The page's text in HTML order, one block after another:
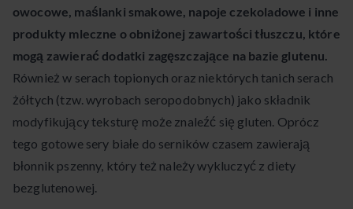
owocowe, maślanki smakowe, napoje czekoladowe i inne
produkty mleczne o obniżonej zawartości tłuszczu, które
mogą zawierać dodatki zagęszczające na bazie glutenu.
Również w serach topionych oraz niektórych tanich serach
żółtych (tzw. wyrobach seropodobnych) jako składnik
modyfikujący teksturę może znaleźć się gluten. Oprócz
tego gotowe sery białe do serników czasem zawierają
błonnik pszenny, który też należy wykluczyć z diety
bezglutenowej.